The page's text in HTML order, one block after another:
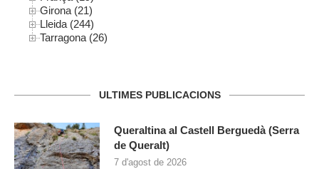
Girona (21)
Lleida (244)
Tarragona (26)
ULTIMES PUBLICACIONS
Queraltina al Castell Berguedà (Serra
de Queralt)
7 d'agost de 2026